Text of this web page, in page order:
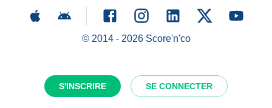
S'INSCRIRE SE CONNECTER
© 2014 - 2026Score'n'co